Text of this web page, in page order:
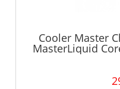
Cooler Master
MasterLiquid